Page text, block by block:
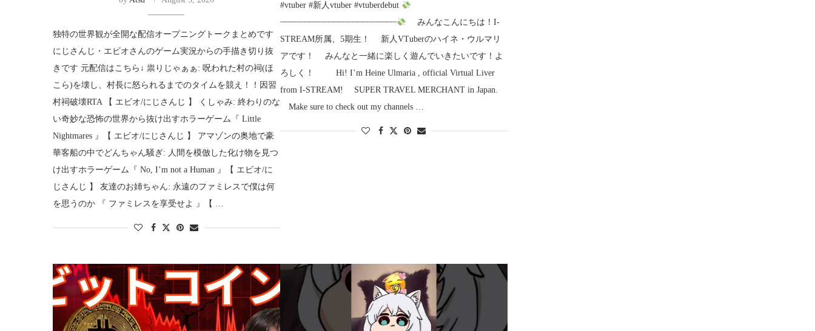
独特の世界観が全開な配信オープニングトークまとめです
にじさんじ・エビオさんのゲーム実況からの手描き切り抜
きです 元配信はこちら↓ 祟りじゃぁぁ: 呪われた村の祠(ほ
こら)を壊し、村長に怒られるまでのタイムを競え！！因習
村祠破壊RTA 【 エビオ/にじさんじ 】 くしゃみ: 終わりのな
い奇妙な恐怖の世界から抜け出すホラーゲーム『 Little
Nightmares 』【 エビオ/にじさんじ 】 アマゾンの奥地で豪
華客船の中でどんちゃん騒ぎ: 人間を模倣した化け物を見つ
け出すホラーゲーム『 No, I’m not a Human 』【 エビオ/に
じさんじ 】 友達のお姉ちゃん: 永遠のファミレスで僕は何
を思うのか 『 ファミレスを享受せよ 』【 …
#vtuber #新人vtuber #vtuberdebut
┈┈┈┈┈┈┈┈┈┈┈┈┈┈┈┈┈┈┈┈┈┈┈┈
みんなこんにちは！I-
STREAM所属、5期生！ 新人VTuberのハイネ・ウルマリ
アです！ みんなと一緒に楽しく遊んでいきたいです！よ
ろしく！ Hi! I’m Heine Ulmaria , official Virtual Liver
from I-STREAM! SUPER TRAVEL MERCHANT in Japan.
Make sure to check out my channels …